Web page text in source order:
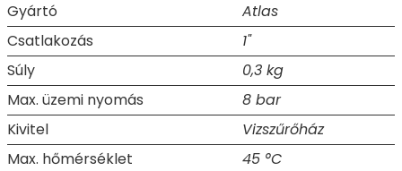
Gyártó
Atlas
Csatlakozás
1"
Súly
0,3 kg
Max. üzemi nyomás
8 bar
Kivitel
Vizszűrőház
Max. hőmérséklet
45 °C